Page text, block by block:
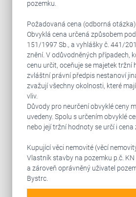
pozemku.
Požadovaná cena (odborná
Obvyklá cena určená způsobem
151/1997 Sb., a vyhlášky č. 441/
znění. V odůvodněných případech,
cenu určit, oceňuje se majetek tržní
zvláštní právní předpis nestanoví
zvažují všechny okolnosti, které
vliv.
Důvody pro neurčení obvyklé ceny
uvedeny. Spolu s určením obvyklé
nebo její tržní hodnoty se určí i cena
Kupující věci nemovité (věcí
Vlastník stavby na pozemku p.č.
a zároveň oprávněný uživatel
Bystrc.